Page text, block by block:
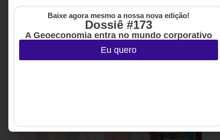
Baixe agora mesmo a nossa nova edição!
Dossiê #173
A Geoeconomia entra no mundo corporativo
Eu quero